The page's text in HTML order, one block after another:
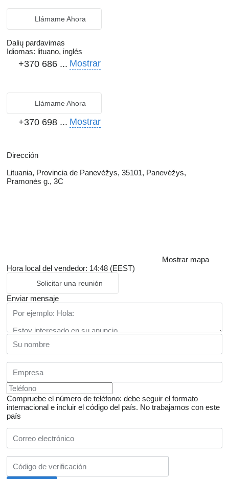
Llámame Ahora
Dalių pardavimas
Idiomas: lituano, inglés
+370 686 ... Mostrar
Llámame Ahora
+370 698 ... Mostrar
Dirección
Lituania, Provincia de Panevėžys, 35101, Panevėžys,
Pramonės g., 3C
Mostrar mapa
Hora local del vendedor: 14:48 (EEST)
Solicitar una reunión
Enviar mensaje
Compruebe el número de teléfono: debe seguir el formato
internacional e incluir el código del país. No trabajamos con este
país